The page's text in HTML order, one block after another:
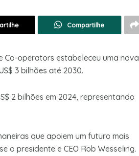
Compartilhe
Co-operators estabeleceu uma nova
3 bilhões até 2030.
2 bilhões em 2024, representando
que apoiem um futuro mais
o presidente e CEO Rob Wesseling.